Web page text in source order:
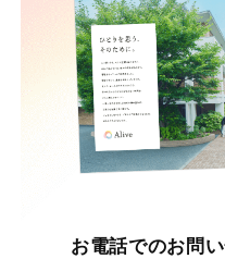
お電話でのお問